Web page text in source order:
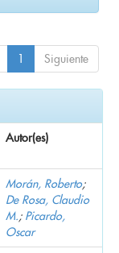
1 Siguiente
Autor(es)
Morán, Roberto;
De Rosa, Claudio
M.; Picardo,
Oscar